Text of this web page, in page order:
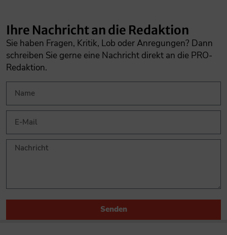
Ihre Nachricht an die Redaktion
Sie haben Fragen, Kritik, Lob oder Anregungen? Dann
schreiben Sie gerne eine Nachricht direkt an die PRO-
Redaktion.
Senden